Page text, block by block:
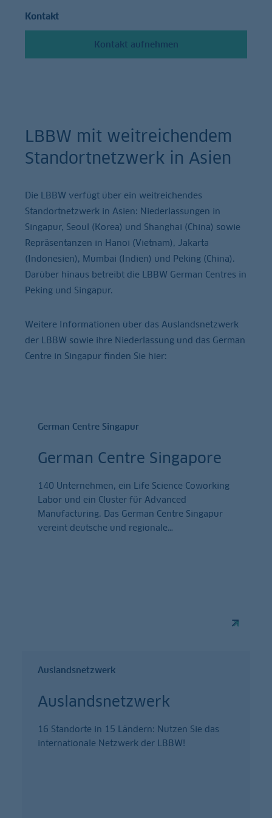
Kontakt
Kontakt aufnehmen
LBBW mit weitreichendem
Standortnetzwerk in Asien
Die LBBW verfügt über ein weitreichendes
Standortnetzwerk in Asien: Niederlassungen in
Singapur, Seoul (Korea) und Shanghai (China) sowie
Repräsentanzen in Hanoi (Vietnam), Jakarta
(Indonesien), Mumbai (Indien) und Peking (China).
Darüber hinaus betreibt die LBBW German Centres in
Peking und Singapur.
Weitere Informationen über das Auslandsnetzwerk
der LBBW sowie ihre Niederlassung und das German
Centre in Singapur finden Sie hier:
German Centre Singapur
German Centre Singapore
140 Unternehmen, ein Life Science Coworking
Labor und ein Cluster für Advanced
Manufacturing. Das German Centre Singapur
vereint deutsche und regionale…
Auslandsnetzwerk
Auslandsnetzwerk
16 Standorte in 15 Ländern: Nutzen Sie das
internationale Netzwerk der LBBW!